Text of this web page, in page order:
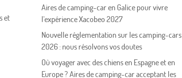
et
Aires de camping-car en Galice pour vivre
l'expérience Xacobeo 2027
Nouvelle réglementation sur les camping-cars
2026 : nous résolvons vos doutes
Où voyager avec des chiens en Espagne et en
Europe ? Aires de camping-car acceptant les